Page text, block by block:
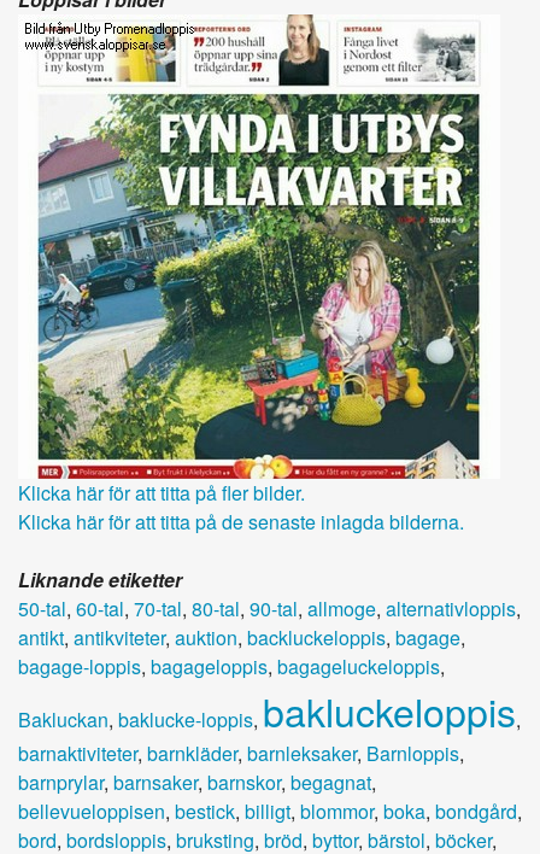
Klicka här för att titta på fler bilder.
Klicka här för att titta på de senaste inlagda bilderna.
Liknande etiketter
50-tal, 60-tal, 70-tal, 80-tal, 90-tal, allmoge, alternativloppis,
antikt, antikviteter, auktion, backluckeloppis, bagage,
bagage-loppis, bagageloppis, bagageluckeloppis,
Bakluckan, baklucke-loppis, bakluckeloppis,
barnaktiviteter, barnkläder, barnleksaker, Barnloppis,
barnprylar, barnsaker, barnskor, begagnat,
bellevueloppisen, bestick, billigt, blommor, boka, bondgård,
bord, bordsloppis, bruksting, bröd, byttor, bärstol, böcker,